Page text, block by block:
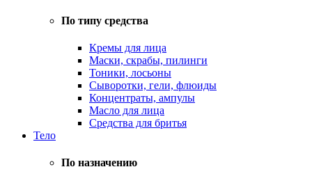
По типу средства
Кремы для лица
Маски, скрабы, пилинги
Тоники, лосьоны
Сыворотки, гели, флюиды
Концентраты, ампулы
Масло для лица
Средства для бритья
Тело
По назначению